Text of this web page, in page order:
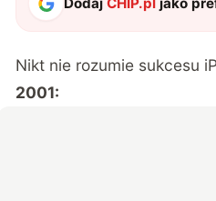
Nikt nie rozumie sukcesu
2001: